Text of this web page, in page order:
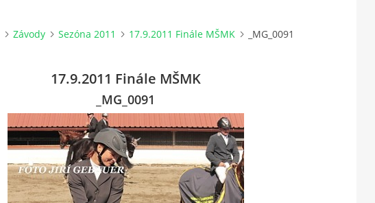
Závody Sezóna 2011 17.9.2011 Finále MŠMK _MG_0091
17.9.2011 Finále MŠMK
_MG_0091